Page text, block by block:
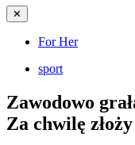
✕
For Her
sport
Zawodowo
Za chwilę